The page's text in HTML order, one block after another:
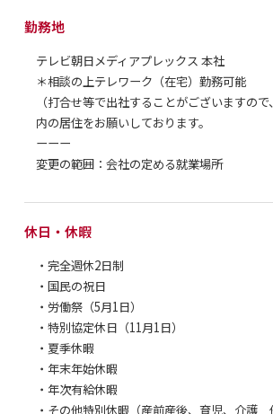
勤務地
テレビ朝日メディアプレックス 本社
＊相談の上テレワーク（在宅）勤務可能
（打合せ等で出社することがございますの
内の居住をお願いしております。
ーーー
変更の範囲：会社の定める就業場所
休日・休暇
・完全週休2日制
・国民の祝日
・労働祭（5月1日）
・特別協定休日（11月1日）
・夏季休暇
・年末年始休暇
・年次有給休暇
・その他特別休暇（産前産後、育児、介護